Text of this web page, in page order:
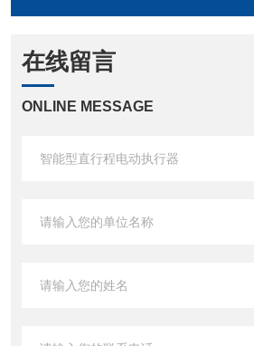
在线留言
ONLINE MESSAGE